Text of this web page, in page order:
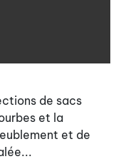
de sacs
et la
et de